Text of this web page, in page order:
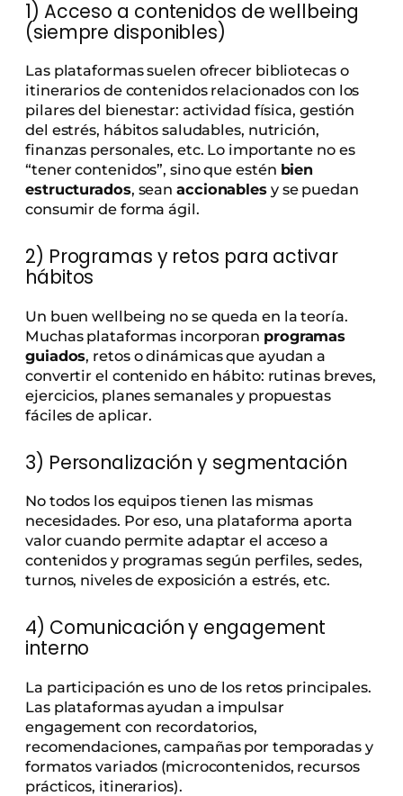
1) Acceso a contenidos de wellbeing
(siempre disponibles)
Las plataformas suelen ofrecer bibliotecas o
itinerarios de contenidos relacionados con los
pilares del bienestar: actividad física, gestión
del estrés, hábitos saludables, nutrición,
finanzas personales, etc. Lo importante no es
“tener contenidos”, sino que estén bien
estructurados, seanaccionablesy se puedan
consumir de forma ágil.
2) Programas y retos para activar
hábitos
Un buen wellbeing no se queda en la teoría.
Muchas plataformas incorporan programas
guiados, retos o dinámicas que ayudan a
convertir el contenido en hábito: rutinas breves,
ejercicios, planes semanales y propuestas
fáciles de aplicar.
3) Personalización y segmentación
No todos los equipos tienen las mismas
necesidades. Por eso, una plataforma aporta
valor cuando permite adaptar el acceso a
contenidos y programas según perfiles, sedes,
turnos, niveles de exposición a estrés, etc.
4) Comunicación y engagement
interno
La participación es uno de los retos principales.
Las plataformas ayudan a impulsar
engagement con recordatorios,
recomendaciones, campañas por temporadas y
formatos variados (microcontenidos, recursos
prácticos, itinerarios).